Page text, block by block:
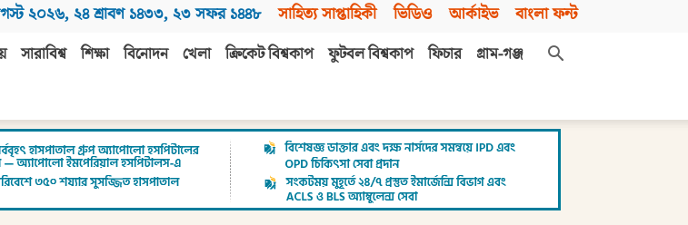
২০২৬, ২৪ শ্রাবণ ১৪৩৩, ২৩ সফর ১৪৪৮ সাহিত্য সাপ্তাহিকী ভিডিও আর্কাইভ বাংলা ফন্ট
সারাবিশ্ব শিক্ষা বিনোদন খেলা ক্রিকেট বিশ্বকাপ ফুটবল বিশ্বকাপ ফিচার
গ্রাম-গঞ্জ